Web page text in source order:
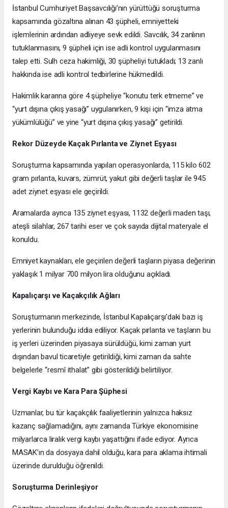
İstanbul Cumhuriyet Başsavcılığı’nın yürüttüğü soruşturma
kapsamında gözaltına alınan 43 şüpheli, emniyetteki
işlemlerinin ardından adliyeye sevk edildi. Savcılık, 34 zanlının
tutuklanmasını, 9 şüpheli için ise adli kontrol uygulanmasını
talep etti. Sulh ceza hakimliği, 30 şüpheliyi tutukladı; 13 zanlı
hakkında ise adli kontrol tedbirlerine hükmedildi.
Hakimlik kararına göre 4 şüpheliye “konutu terk etmeme” ve
“yurt dışına çıkış yasağı” uygulanırken, 9 kişi için “imza atma
yükümlülüğü” ve yine “yurt dışına çıkış yasağı” getirildi.
Rekor Düzeyde Kaçak Pırlanta ve Ziynet Eşyası
Soruşturma kapsamında yapılan operasyonlarda, 115 kilo 602
gram pırlanta, kuvars, zümrüt, yakut gibi değerli taşlar ile 945
adet ziynet eşyası ele geçirildi.
Aramalarda ayrıca 135 ziynet eşyası, 1132 değerli maden taşı,
ateşli silahlar, 267 tarihi eser ve çok sayıda dijital materyale el
konuldu.
Emniyet kaynakları, ele geçirilen değerli taşların piyasa değerinin
yaklaşık 1 milyar 700 milyon lira olduğunu açıkladı.
Kapalıçarşı ve Kaçakçılık Ağları
Soruşturmanın merkezinde, İstanbul Kapalıçarşı’daki bazı iş
yerlerinin bulunduğu iddia ediliyor. Kaçak pırlanta ve taşların bu
iş yerleri üzerinden piyasaya sürüldüğü, kimi zaman yurt
dışından bavul ticaretiyle getirildiği, kimi zaman da sahte
belgelerle “resmî ithalat” gibi gösterildiği belirtiliyor.
Vergi Kaybı ve Kara Para Şüphesi
Uzmanlar, bu tür kaçakçılık faaliyetlerinin yalnızca haksız
kazanç sağlamadığını, aynı zamanda Türkiye ekonomisine
milyarlarca liralık vergi kaybı yaşattığını ifade ediyor. Ayrıca
MASAK’ın da dosyaya dahil olduğu, kara para aklama ihtimali
üzerinde durulduğu öğrenildi.
Soruşturma Derinleşiyor